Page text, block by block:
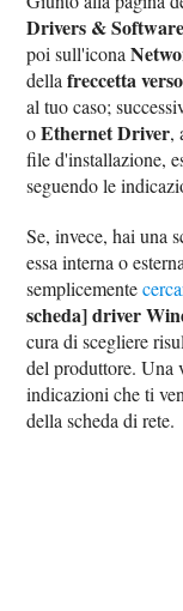
Drivers & Software
poi sull'icona
dellafreccetta
al tuo caso;
oEthernet Driver,
file d'installazione,
seguendo le
Se, invece, hai una
essa interna o
semplicemente
scheda] driver
cura di scegliere
del produttore. Una
indicazioni che ti
della scheda di rete.